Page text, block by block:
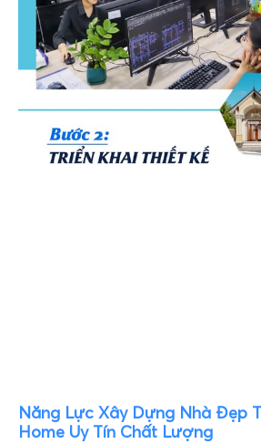
Năng Lực Xây Dựng Nhà Đẹp
Home Uy Tín Chất Lượng